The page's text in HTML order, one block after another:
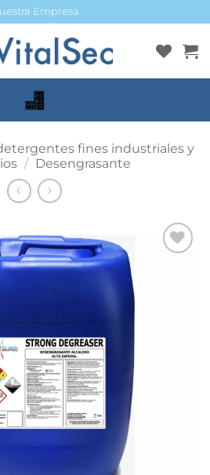
Empresa
fines industriales y
/ Desengrasante